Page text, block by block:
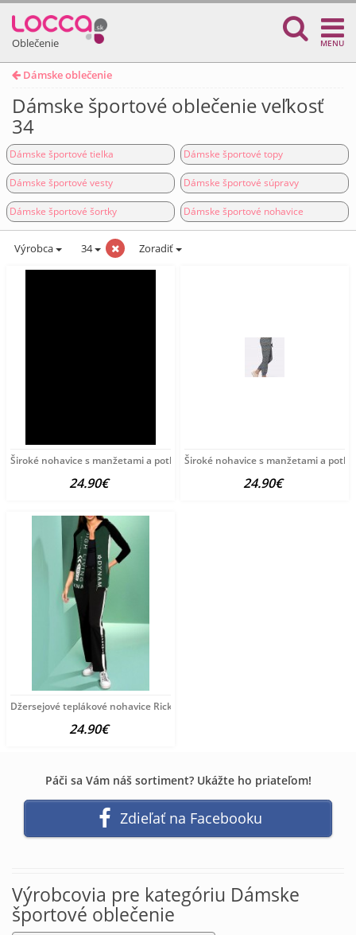
Oblečenie MENU
Dámske oblečenie
Dámske športové oblečenie veľkosť
34
Dámske športové tielka Dámske športové topy
Dámske športové vesty Dámske športové súpravy
Dámske športové šortky Dámske športové nohavice
Výrobca 34 Zoradiť
Široké nohavice s manžetami a potlačou HEINE, viacfarebné
24.90€
Široké nohavice s manžetami a
24.90€
Džersejové teplákové nohavice Rick Cardona, čierneé
24.90€
Páči sa Vám náš sortiment? Ukážte ho priateľom!
Zdieľať na Facebooku
Výrobcovia pre kategóriu Dámske
športové oblečenie